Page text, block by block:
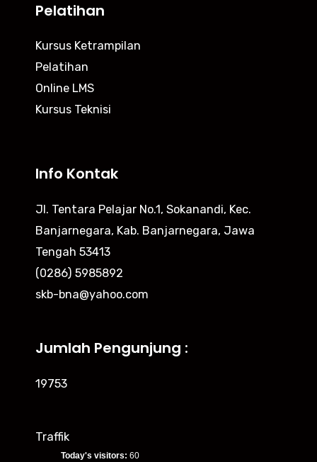
Pelatihan
Kursus Ketrampilan
Pelatihan
Online LMS
Kursus Teknisi
Info Kontak
Jl. Tentara Pelajar No.1, Sokanandi, Kec.
Banjarnegara, Kab. Banjarnegara, Jawa
Tengah 53413
(0286) 5985892
skb-bna@yahoo.com
Jumlah Pengunjung :
19753
Traffik
Today's visitors: 60